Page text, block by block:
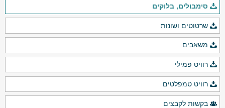
סימבולים, בלוקים
שרטוטים ושונות
משאבים
רוויט פמילי
רוויט טמפלטים
בקשות לקבצים